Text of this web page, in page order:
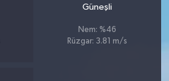
Güneşli
Nem: %46
Rüzgar: 3.81 m/s